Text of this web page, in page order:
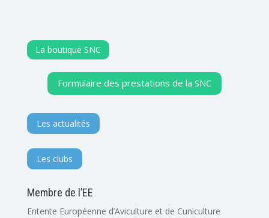
La boutique SNC
Formulaire des prestations de la SNC
Les actualités
Les clubs
Membre de l’EE
Entente Européenne d’Aviculture et de Cuniculture